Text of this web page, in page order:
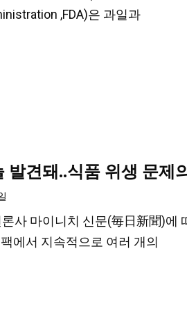
,FDA)은 과일과
발견돼..식품 위생 문제
사 마이니치 신문(毎日新聞)
에서 지속적으로 여러 개의